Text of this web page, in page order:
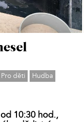
Pro děti
Hudba
10:30 hod.,